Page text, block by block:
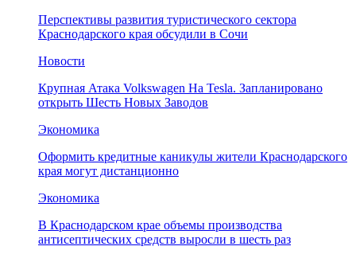
Перспективы развития туристического сектора
Краснодарского края обсудили в Сочи
Новости
Крупная Атака Volkswagen На Tesla. Запланировано
открыть Шесть Новых Заводов
Экономика
Оформить кредитные каникулы жители Краснодарского
края могут дистанционно
Экономика
В Краснодарском крае объемы производства
антисептических средств выросли в шесть раз